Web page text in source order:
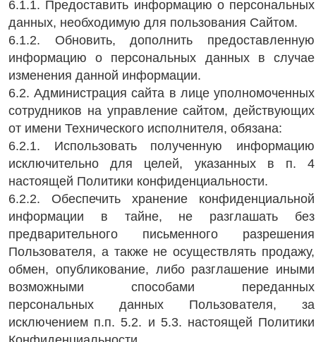
6.1.1. Предоставить информацию о персональных
данных, необходимую для пользования Сайтом.
6.1.2. Обновить, дополнить предоставленную
информацию о персональных данных в случае
изменения данной информации.
6.2. Администрация сайта в лице уполномоченных
сотрудников на управление сайтом, действующих
от имени Технического исполнителя, обязана:
6.2.1. Использовать полученную информацию
исключительно для целей, указанных в п. 4
настоящей Политики конфиденциальности.
6.2.2. Обеспечить хранение конфиденциальной
информации в тайне, не разглашать без
предварительного письменного разрешения
Пользователя, а также не осуществлять продажу,
обмен, опубликование, либо разглашение иными
возможными способами переданных
персональных данных Пользователя, за
исключением п.п. 5.2. и 5.3. настоящей Политики